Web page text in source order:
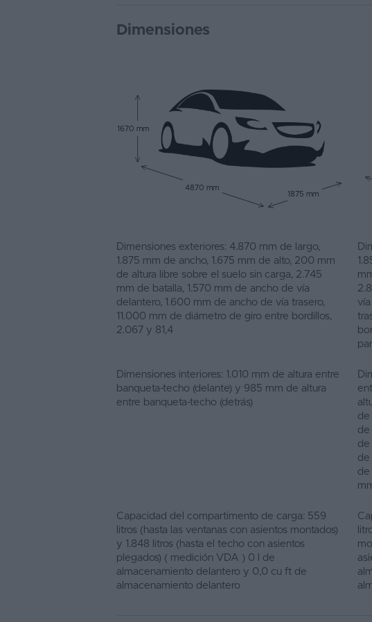
Dimensiones
1670 mm
4870 mm
1875 mm
Dimensiones exteriores: 4.870 mm de largo,
1.875 mm de ancho, 1.675 mm de alto, 200 mm
de altura libre sobre el suelo sin carga, 2.745
mm de batalla, 1.570 mm de ancho de vía
delantero, 1.600 mm de ancho de vía trasero,
11.000 mm de diámetro de giro entre bordillos,
2.067 y 81,4
Dimensiones interiores: 1.010 mm de altura entre
banqueta-techo (delante) y 985 mm de altura
entre banqueta-techo (detrás)
de
de
de
de
de
Capacidad del compartimento de carga: 559
litros (hasta las ventanas con asientos montados)
y 1.848 litros (hasta el techo con asientos
plegados) ( medición VDA ) 0 l de
almacenamiento delantero y 0,0 cu ft de
almacenamiento delantero